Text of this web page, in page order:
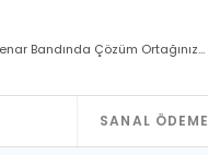
Bandında Çözüm Ortağınız…
SANAL ÖDEME